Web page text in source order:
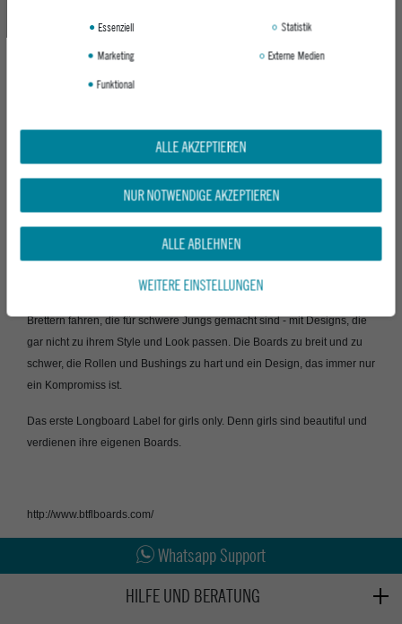
89,95 €
Boards sind technisch perfekt auf Mädchen abgestimmt und optisch
einfach mehr als nur irgendein Longboard. BTFL Boards sehen
coole Prints und Farben für die einzelnen Modelle entwickelt.
Brettern fahren, die für schwere Jungs gemacht sind - mit Designs, die
gar nicht zu ihrem Style und Look passen. Die Boards zu breit und zu
schwer, die Rollen und Bushings zu hart und ein Design, das immer nur
ein Kompromiss ist.
Das erste Longboard Label for girls only. Denn girls sind beautiful und
verdienen ihre eigenen Boards.
http://www.btflboards.com/
Whatsapp Support
Abholung in den Epoxy Stores
HILFE UND BERATUNG
Essenziell
Statistik
Marketing
Externe Medien
Funktional
ALLE AKZEPTIEREN
NUR NOTWENDIGE AKZEPTIEREN
ALLE ABLEHNEN
WEITERE EINSTELLUNGEN